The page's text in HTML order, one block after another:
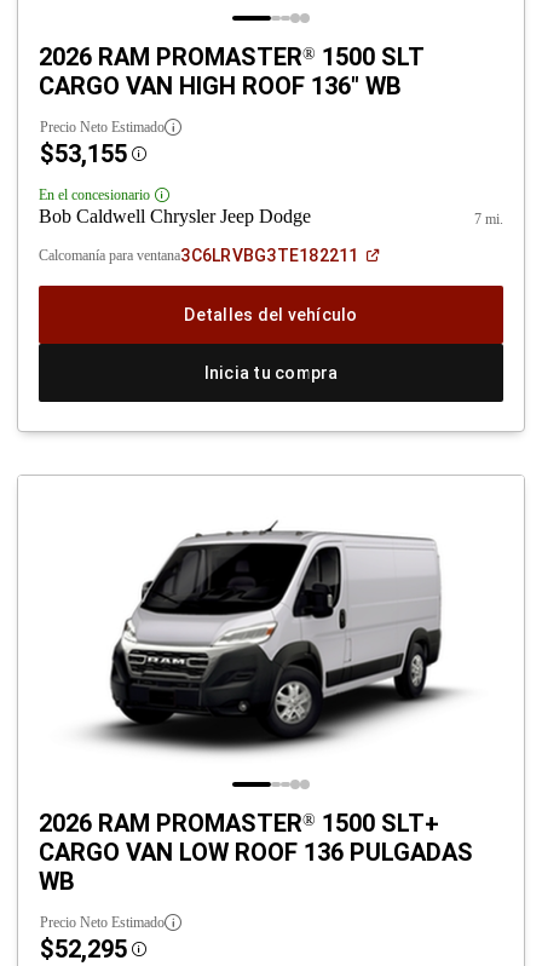
2026 RAM PROMASTER® 1500 SLT
CARGO VAN HIGH ROOF 136" WB
Precio Neto Estimado
$53,155 Disclosure
En el concesionario Disclosure
Bob Caldwell Chrysler Jeep Dodge 7 mi.
Calcomanía para ventana3C6LRVBG3TE182211
(Abrir
una
Detalles del vehículo
Inicia tu compra
2026 RAM PROMASTER® 1500 SLT+
CARGO VAN LOW ROOF 136 PULGADAS
WB
Precio Neto Estimado
$52,295 Disclosure